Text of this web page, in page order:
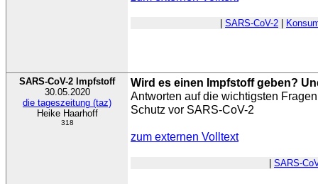
SARS-CoV-2
SARS-CoV-2 Impfstoff
30.05.2020
die tageszeitung (taz)
Heike Haarhoff
318
Wird es einen Impfstoff geben?
Antworten auf die wichtigsten
Schutz vor SARS-CoV-2
zum externen Volltext
SARS-